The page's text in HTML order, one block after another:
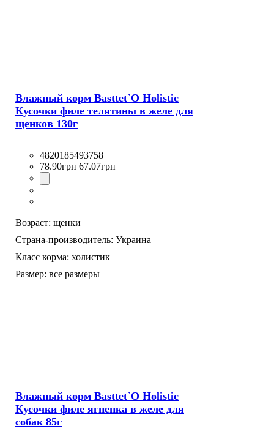
Влажный корм Basttet`O Holistic
Кусочки филе телятины в желе для
щенков 130г
4820185493758
78.90грн 67.07грн
Возраст: щенки
Страна-производитель: Украина
Класс корма: холистик
Размер: все размеры
Влажный корм Basttet`O Holistic
Кусочки филе ягненка в желе для
собак 85г